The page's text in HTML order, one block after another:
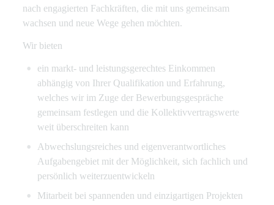
nach engagierten Fachkräften, die mit uns gemeinsam
wachsen und neue Wege gehen möchten.
Wir bieten
ein markt- und leistungsgerechtes Einkommen
abhängig von Ihrer Qualifikation und Erfahrung,
welches wir im Zuge der Bewerbungsgespräche
gemeinsam festlegen und die Kollektivvertragswerte
weit überschreiten kann
Abwechslungsreiches und eigenverantwortliches
Aufgabengebiet mit der Möglichkeit, sich fachlich und
persönlich weiterzuentwickeln
Mitarbeit bei spannenden und einzigartigen Projekten